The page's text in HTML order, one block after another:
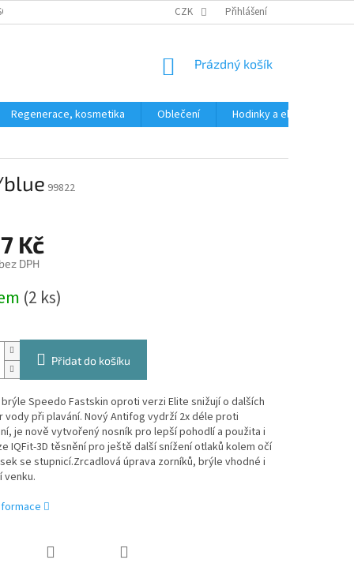
ÚDAJŮ CZK Přihlášení
NÁKUPNÍ
Prázdný košík
Regenerace, kosmetika Oblečení Hodinky a elektronika
99822
Kč
DPH
(2 ks)
Přidat do košíku
Speedo Fastskin oproti verzi Elite snižují o dalších
vody při plavání. Nový Antifog vydrží 2x déle proti
je nově vytvořený nosník pro lepší pohodlí a použita i
IQFit-3D těsnění pro ještě další snížení otlaků kolem očí
se stupnicí.Zrcadlová úprava zorníků, brýle vhodné i
venku.